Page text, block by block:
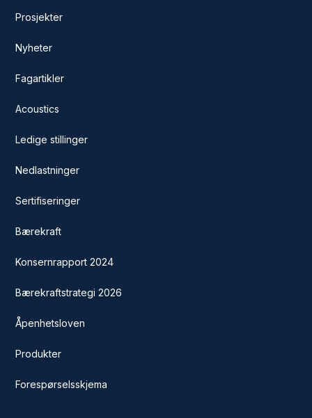
Prosjekter
Nyheter
Fagartikler
Acoustics
Ledige stillinger
Nedlastninger
Sertifiseringer
Bærekraft
Konsernrapport 2024
Bærekraftstrategi 2026
Åpenhetsloven
Produkter
Forespørselsskjema